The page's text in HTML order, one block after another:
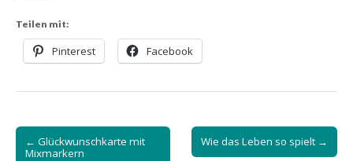
Teilen mit:
Pinterest Facebook
Post
navigation
← Glückwunschkarte mit
Mixmarkern
Wie das Leben so spielt →